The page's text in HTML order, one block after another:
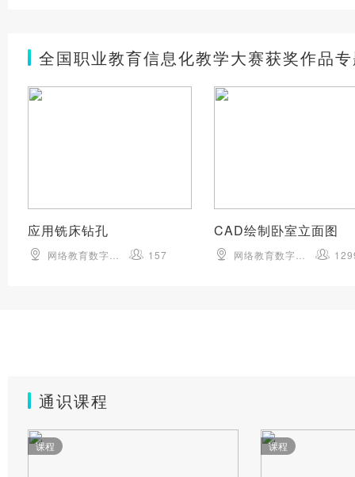
全国职业教育信息化教学大赛获奖作品
应用铣床钻孔
网络教育数字化学习资源中心 157
CAD绘制卧室立面图
网络教育数字化学习资源中心
通识课程
课程 课程